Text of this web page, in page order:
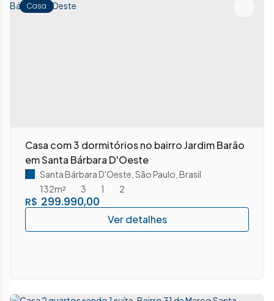
Casa
Casa com 3 dormitórios no bairro Jardim Barão
em Santa Bárbara D'Oeste
R$ 299.990,00
Santa Bárbara D'Oeste São Paulo Brasil
3
1
132m² 2